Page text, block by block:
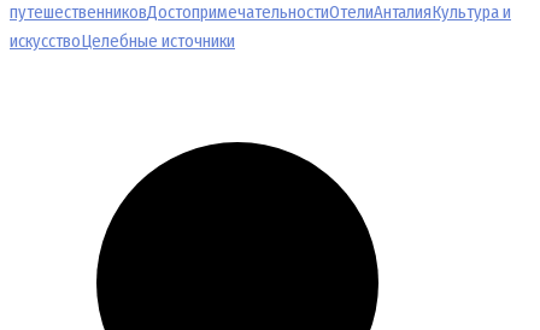
путешественниковДостопримечательностиОтелиАнталияКультура и
искусствоЦелебные источники